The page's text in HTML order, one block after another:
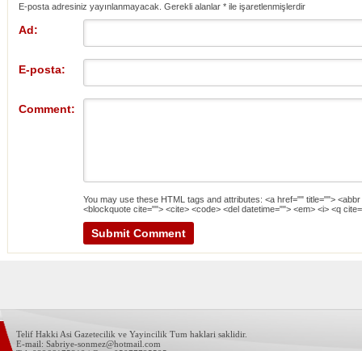
E-posta adresiniz yayınlanmayacak. Gerekli alanlar * ile işaretlenmişlerdir
Ad:
E-posta:
Comment:
You may use these HTML tags and attributes: <a href="" title="">
<blockquote cite=""> <cite> <code> <del datetime=""> <em> <i> <q
Telif Hakki Asi Gazetecilik ve Yayincilik Tum haklari saklidir.
E-mail: Sabriye-sonmez@hotmail.com